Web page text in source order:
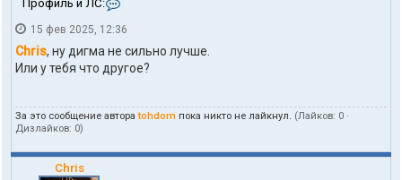
Профиль и ЛС:
н
т
а
к
п
ь
15 фев 2025, 12:36
Chris, ну дигма не сильно лучше.
Или у тебя что другое?
За это сообщение автораtohdom пока никто не лайкнул. (Лайков: 0 ·
Дизлайков: 0)
Chris